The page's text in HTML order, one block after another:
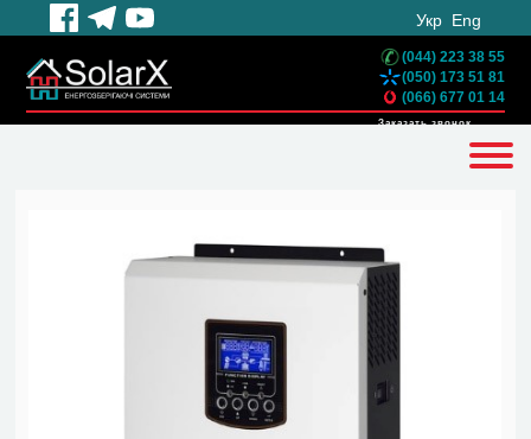
Укр Eng
(044) 223 38 55
(050) 173 51 81
(066) 677 01 14
Заказать звонок